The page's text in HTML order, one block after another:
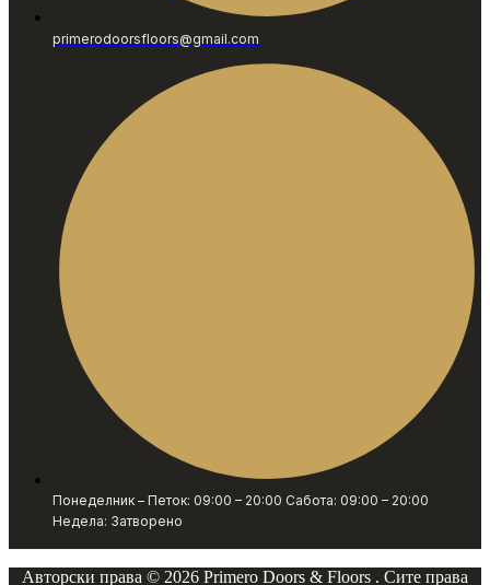
primerodoorsfloors@gmail.com
Понеделник – Петок: 09:00 – 20:00 Сабота: 09:00 – 20:00
Недела: Затворено
Авторски права © 2026 Primero Doors & Floors . Сите права